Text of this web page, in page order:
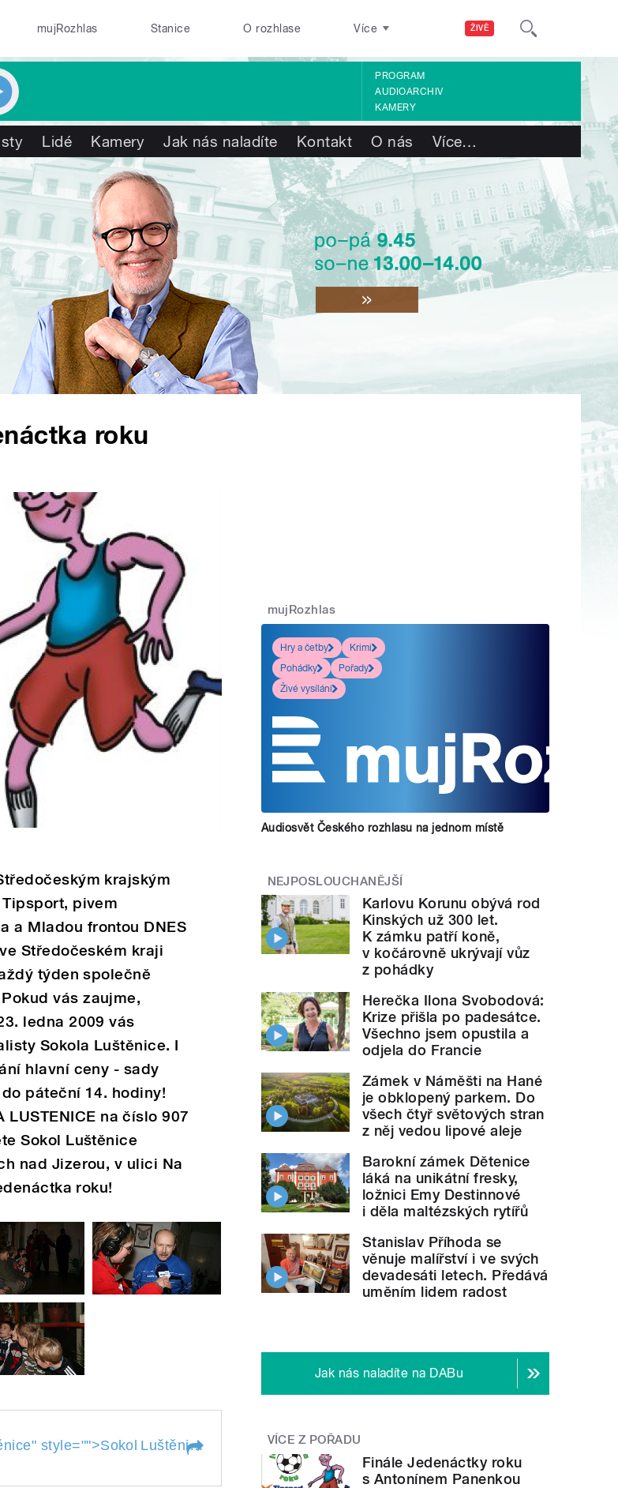
ŽIVĚ
mujRozhlas Stanice O rozhlase Více
PROGRAM
AUDIOARCHIV
KAMERY
Lidé Kamery Jak nás naladíte Kontakt O nás Více…
roku
krajským
pivem
a Mladou frontou DNES
Středočeském kraji
týden společně
vás zaujme,
ledna 2009 vás
Sokola Luštěnice. I
hlavní ceny - sady
páteční 14. hodiny!
LUSTENICE na číslo 907
Sokol Luštěnice
nad Jizerou, v ulici Na
roku!
" style="">Sokol Luštěnice
mujRozhlas
Hry a četby
Krimi
Pohádky
Pořady
Živé vysílání
Audiosvět Českého rozhlasu na jednom místě
NEJPOSLOUCHANĚJŠÍ
Karlovu Korunu obývá rod
Kinských už 300 let.
K zámku patří koně,
v kočárovně ukrývají vůz
z pohádky
Herečka Ilona Svobodová:
Krize přišla po padesátce.
Všechno jsem opustila a
odjela do Francie
Zámek v Náměšti na Hané
je obklopený parkem. Do
všech čtyř světových stran
z něj vedou lipové aleje
Barokní zámek Dětenice
láká na unikátní fresky,
ložnici Emy Destinnové
i děla maltézských rytířů
Stanislav Příhoda se
věnuje malířství i ve svých
devadesáti letech. Předává
uměním lidem radost
Jak nás naladíte na DABu
VÍCE Z POŘADU
Finále Jedenáctky roku
s Antonínem Panenkou